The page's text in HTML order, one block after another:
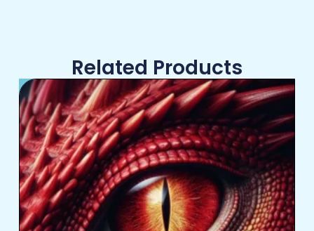
Related Products